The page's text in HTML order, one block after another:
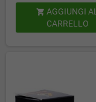
 AGGIUNGI AL
CARRELLO